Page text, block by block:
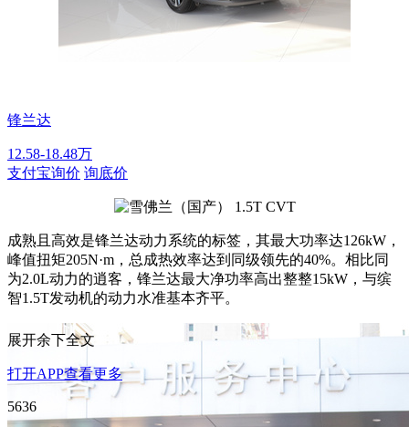
锋兰达
12.58-18.48万
支付宝询价 询底价
成熟且高效是锋兰达动力系统的标签，其最大功率达126kW，
峰值扭矩205N·m，总成热效率达到同级领先的40%。相比同
为2.0L动力的逍客，锋兰达最大净功率高出整整15kW，与缤
智1.5T发动机的动力水准基本齐平。
展开余下全文
打开APP查看更多
5636